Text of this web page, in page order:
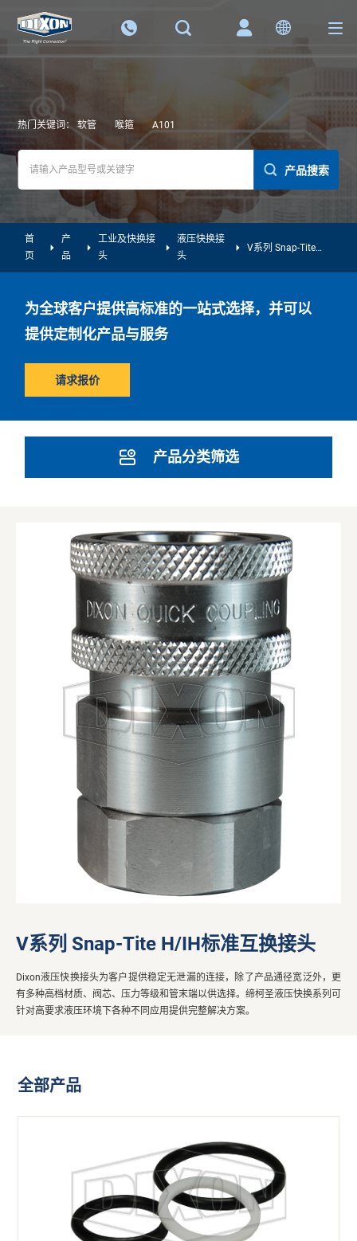
热门关键词：软管 喉箍 A101
产品搜索
首
页
产
品
工业及快换接
头
液压快换接
头
V系列 Snap-Tite
为全球客户提供高标准的一站式选择，并可以
提供定制化产品与服务
请求报价
产品分类筛选
V系列 Snap-Tite H/IH标准互换接头
Dixon液压快换接头为客户提供稳定无泄漏的连接，除了产品通径宽泛外，更
有多种高档材质、阀芯、压力等级和管末端以供选择。缔柯圣液压快换系列可
针对高要求液压环境下各种不同应用提供完整解决方案。
全部产品